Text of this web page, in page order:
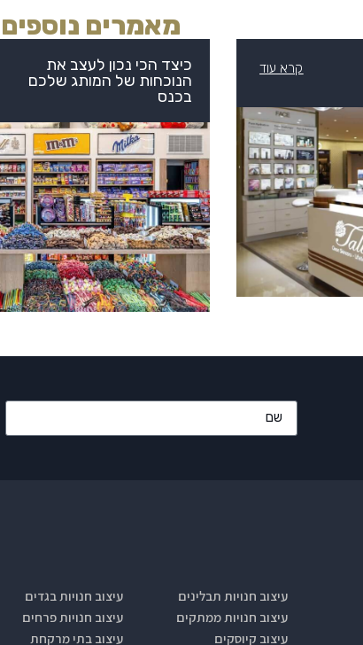
מאמרים
קרא עוד
כיצד הכי נכון לעצב את
הנוכחות של המותג שלכם
בכנס
עיצוב חנויות תבלינים
עיצוב חנויות ממתקים
עיצוב קיוסקים
עיצוב חנויות בגדים
עיצוב חנויות פרחים
עיצוב בתי מרקחת